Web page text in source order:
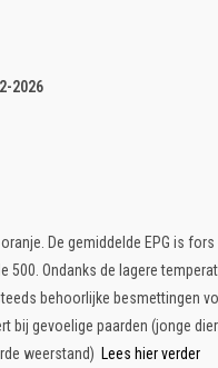
2026
De gemiddelde EPG is
500. Ondanks de lagere
behoorlijke besmettingen
bij gevoelige paarden (jonge
weerstand) Lees hier verder